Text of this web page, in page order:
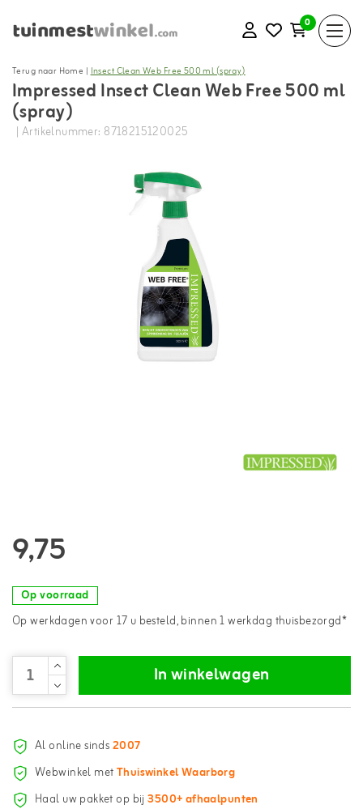
0
Terug naar Home |Insect Clean Web Free 500 ml (spray)
Impressed Insect Clean Web Free 500 ml
(spray)
| Artikelnummer: 8718215120025
9,75
Op voorraad
Op werkdagen voor 17 u besteld, binnen 1 werkdag thuisbezorgd*
In winkelwagen
Al online sinds2007
Webwinkel metThuiswinkel Waarborg
Haal uw pakket op bij3500+ afhaalpunten